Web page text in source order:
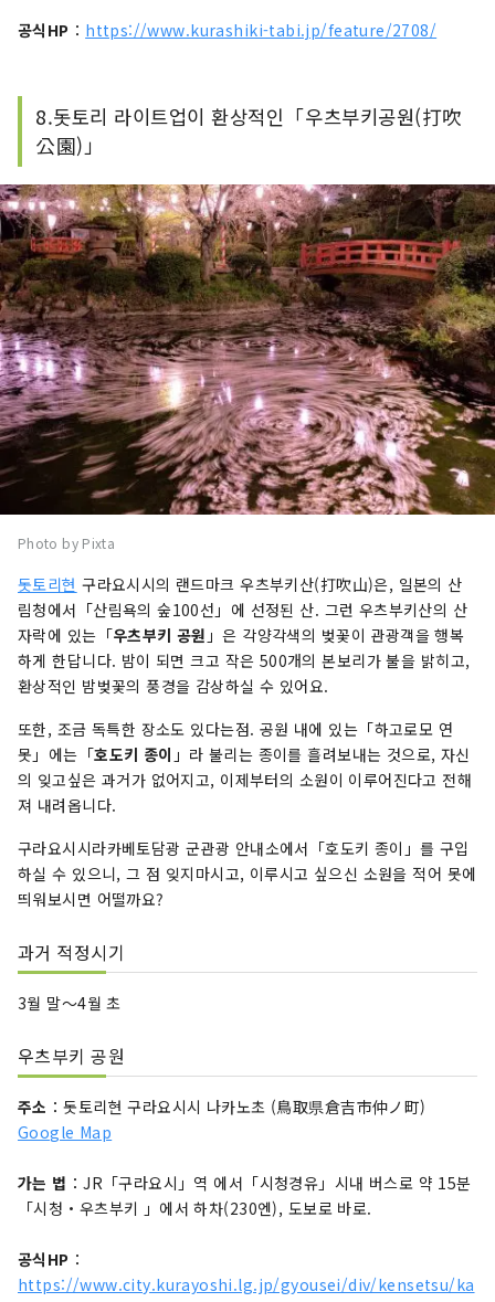
공식HP ： https://www.kurashiki-tabi.jp/feature/2708/
8.돗토리 라이트업이 환상적인「우츠부키공원(打吹
公園)」
Photo by Pixta
돗토리현 구라요시시의 랜드마크 우츠부키산(打吹山)은, 일본의 산
림청에서「산림욕의 숲100선」에 선정된 산. 그런 우츠부키산의 산
자락에 있는「우츠부키 공원 」은 각양각색의 벚꽃이 관광객을 행복
하게 한답니다. 밤이 되면 크고 작은 500개의 본보리가 불을 밝히고,
환상적인 밤벚꽃의 풍경을 감상하실 수 있어요.
또한, 조금 독특한 장소도 있다는점. 공원 내에 있는「하고로모 연
못」 에는「호도키 종이 」라 불리는 종이를 흘려보내는 것으로, 자신
의 잊고싶은 과거가 없어지고, 이제부터의 소원이 이루어진다고 전해
져 내려옵니다.
구라요시시라카베토담광 군관광 안내소에서「호도키 종이」를 구입
하실 수 있으니, 그 점 잊지마시고, 이루시고 싶으신 소원을 적어 못에
띄워보시면 어떨까요?
과거 적정시기
3월 말〜4월 초
우츠부키 공원
주소 ：돗토리현 구라요시시 나카노초 (鳥取県倉吉市仲ノ町)
Google Map
가는 법 ：JR「구라요시」역 에서「시청경유」시내 버스로 약 15분
「시청・우츠부키 」에서 하차(230엔), 도보로 바로.
공식HP ：
https://www.city.kurayoshi.lg.jp/gyousei/div/kensetsu/ka